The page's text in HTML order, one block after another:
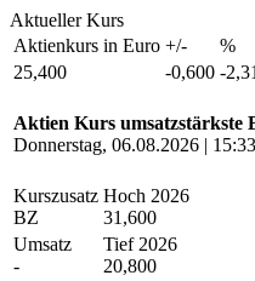
Aktueller Kurs
Aktienkurs in Euro +/-
%
25,400
-0,600 -
Aktien Kurs umsatzstärkste
Donnerstag, 06.08.2026 | 15:33
Kurszusatz
BZ
Hoch 2026
31,600
Umsatz
-
Tief 2026
20,800